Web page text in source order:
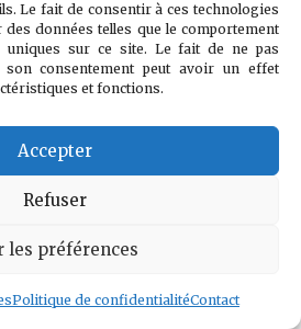
Le fait de consentir à ces technologies
données telles que le comportement
sur ce site. Le fait de ne pas
consentement peut avoir un effet
et fonctions.
Accepter
Refuser
les préférences
Politique de confidentialitéContact